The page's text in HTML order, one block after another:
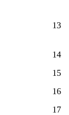
13
14
15
16
17